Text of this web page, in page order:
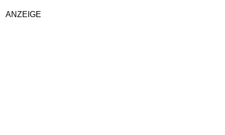
ANZEIGE